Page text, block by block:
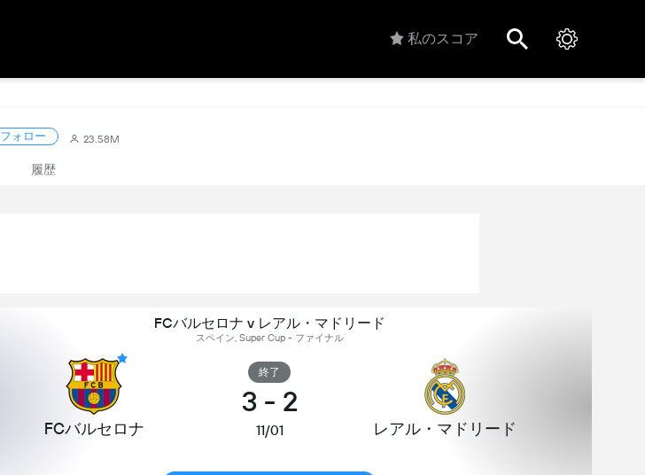
私のスコア
フォロー 23.58M
履歴
FCバルセロナ v レアル・マドリード
スペイン, Super Cup - ファイナル
FCバルセロナ
終了
3 - 2
11/01 レアル・マドリード